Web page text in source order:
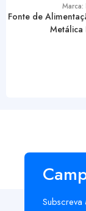
Marca:
Fonte de
Metálica
Subscreva